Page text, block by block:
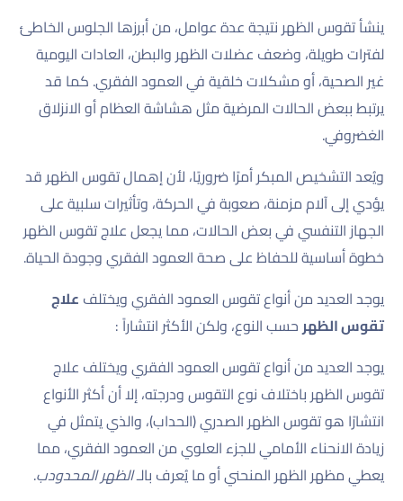
ينشأ تقوس الظهر نتيجة عدة عوامل، من أبرزها الجلوس الخاطئ
لفترات طويلة، وضعف عضلات الظهر والبطن، العادات اليومية
غير الصحية، أو مشكلات خلقية في العمود الفقري. كما قد
يرتبط ببعض الحالات المرضية مثل هشاشة العظام أو الانزلاق
الغضروفي.
ويُعد التشخيص المبكر أمرًا ضروريًا، لأن إهمال تقوس الظهر قد
يؤدي إلى آلام مزمنة، صعوبة في الحركة، وتأثيرات سلبية على
الجهاز التنفسي في بعض الحالات، مما يجعل علاج تقوس الظهر
خطوة أساسية للحفاظ على صحة العمود الفقري وجودة الحياة.
يوجد العديد من أنواع تقوس العمود الفقري ويختلف علاج
تقوس الظهر حسب النوع، ولكن الأكثر انتشاراً :
يوجد العديد من أنواع تقوس العمود الفقري ويختلف علاج
تقوس الظهر باختلاف نوع التقوس ودرجته، إلا أن أكثر الأنواع
انتشارًا هو تقوس الظهر الصدري (الحداب)، والذي يتمثل في
زيادة الانحناء الأمامي للجزء العلوي من العمود الفقري، مما
يعطي مظهر الظهر المنحني أو ما يُعرف بالـالظهر المحدودب.